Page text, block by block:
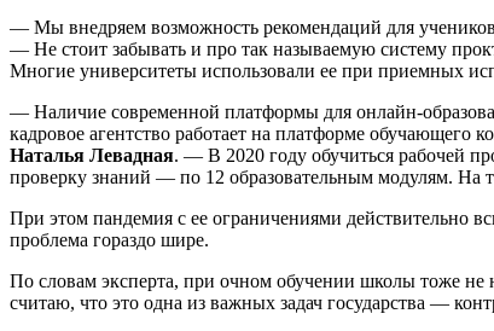
— Мы внедряем возможность рекомендаций для
— Не стоит забывать и про так называемую систему
Многие университеты использовали ее при приемных
— Наличие современной платформы для онлайн-
кадровое агентство работает на платформе
Наталья Левадная. — В 2020 году обучиться рабочей
проверку знаний — по 12 образовательным модулям.
При этом пандемия с ее ограничениями действительно
проблема гораздо шире.
По словам эксперта, при очном обучении школы тоже не
считаю, что это одна из важных задач государства —